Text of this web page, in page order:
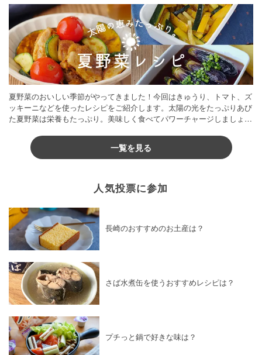
夏野菜のおいしい季節がやってきました！今回はきゅうり、トマト、ズ
ッキーニなどを使ったレシピをご紹介します。太陽の光をたっぷりあび
た夏野菜は栄養もたっぷり。美味しく食べてパワーチャージしましょう
一覧を見る
人気投票に参加
長崎のおすすめのお土産は？
さば水煮缶を使うおすすめレシピは？
プチっと鍋で好きな味は？